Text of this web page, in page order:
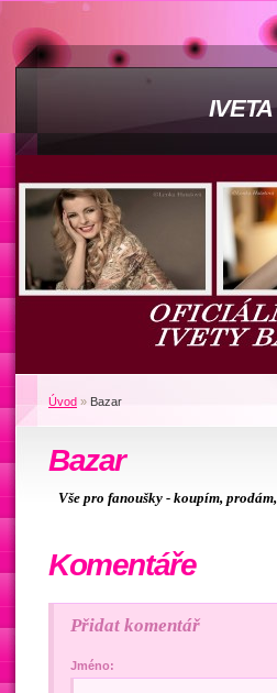
Úvod » Bazar
Bazar
Vše pro fanoušky - koupím,
Komentáře
Přidat komentář
Jméno: